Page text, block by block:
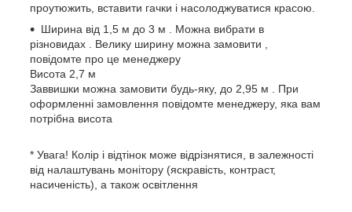
проутюжить, вставити гачки і насолоджуватися красою.
Ширина від 1,5 м до 3 м . Можна вибрати в
різновидах . Велику ширину можна замовити ,
повідомте про це менеджеру
Висота 2,7 м
Заввишки можна замовити будь-яку, до 2,95 м . При
оформленні замовлення повідомте менеджеру, яка вам
потрібна висота
* Увага! Колір і відтінок може відрізнятися, в залежності
від налаштувань монітору (яскравість, контраст,
насиченість), а також освітлення